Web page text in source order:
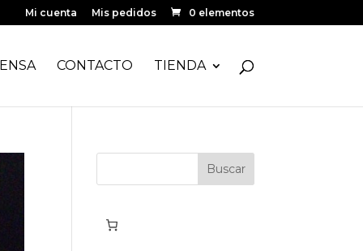
Mi cuenta Mis pedidos 0 elementos
CONTACTO TIENDA